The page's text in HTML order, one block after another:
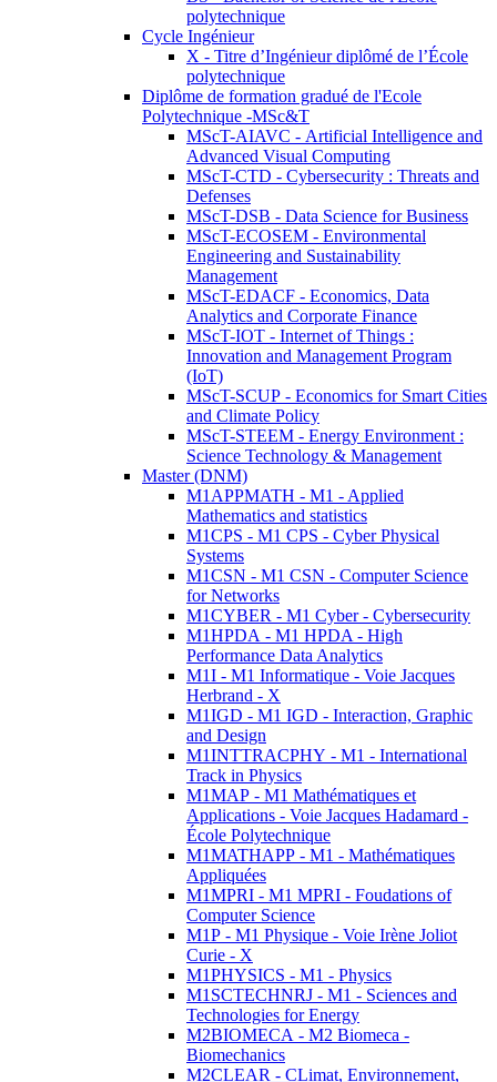
polytechnique
Cycle Ingénieur
X - Titre d’Ingénieur diplômé de l’École
polytechnique
Diplôme de formation gradué de l'Ecole
Polytechnique -MSc&T
MScT-AIAVC - Artificial Intelligence and
Advanced Visual Computing
MScT-CTD - Cybersecurity : Threats and
Defenses
MScT-DSB - Data Science for Business
MScT-ECOSEM - Environmental
Engineering and Sustainability
Management
MScT-EDACF - Economics, Data
Analytics and Corporate Finance
MScT-IOT - Internet of Things :
Innovation and Management Program
(IoT)
MScT-SCUP - Economics for Smart Cities
and Climate Policy
MScT-STEEM - Energy Environment :
Science Technology & Management
Master (DNM)
M1APPMATH - M1 - Applied
Mathematics and statistics
M1CPS - M1 CPS - Cyber Physical
Systems
M1CSN - M1 CSN - Computer Science
for Networks
M1CYBER - M1 Cyber - Cybersecurity
M1HPDA - M1 HPDA - High
Performance Data Analytics
M1I - M1 Informatique - Voie Jacques
Herbrand - X
M1IGD - M1 IGD - Interaction, Graphic
and Design
M1INTTRACPHY - M1 - International
Track in Physics
M1MAP - M1 Mathématiques et
Applications - Voie Jacques Hadamard -
École Polytechnique
M1MATHAPP - M1 - Mathématiques
Appliquées
M1MPRI - M1 MPRI - Foudations of
Computer Science
M1P - M1 Physique - Voie Irène Joliot
Curie - X
M1PHYSICS - M1 - Physics
M1SCTECHNRJ - M1 - Sciences and
Technologies for Energy
M2BIOMECA - M2 Biomeca -
Biomechanics
M2CLEAR - CLimat, Environnement,